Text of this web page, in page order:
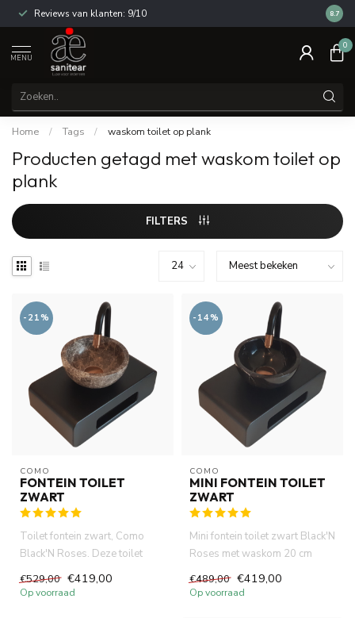
Reviews van klanten: 9/10 14
8.7
MENU
0
Home / Tags / waskom toilet op plank
Producten getagd met waskom toilet op
plank
FILTERS
-21%
COMO
FONTEIN TOILET
ZWART
Toilet fontein zwart, Como
Black'N Roses. Deze toilet
waskom heeft 1ste klasse N...
€529,00 €419,00
Op voorraad
-14%
COMO
MINI FONTEIN TOILET
ZWART
Mini fontein toilet zwart Black'N
Roses met waskom 20 cm
doorsnee. 40x22x18cm on...
€489,00 €419,00
Op voorraad